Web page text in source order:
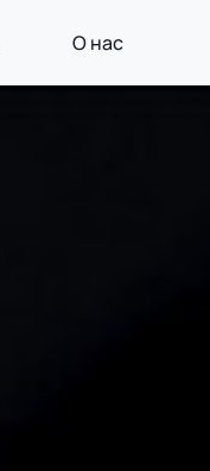
О нас